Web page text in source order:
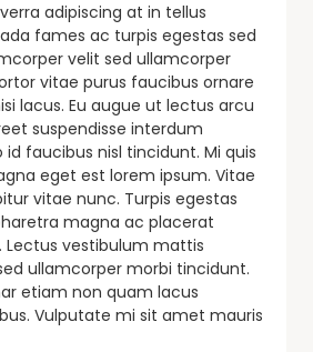
adipiscing at in tellus
fames ac turpis egestas sed
velit sed ullamcorper
vitae purus faucibus ornare
lacus. Eu augue ut lectus arcu
suspendisse interdum
faucibus nisl tincidunt. Mi quis
eget est lorem ipsum. Vitae
vitae nunc. Turpis egestas
magna ac placerat
Lectus vestibulum mattis
ullamcorper morbi tincidunt.
etiam non quam lacus
Vulputate mi sit amet mauris